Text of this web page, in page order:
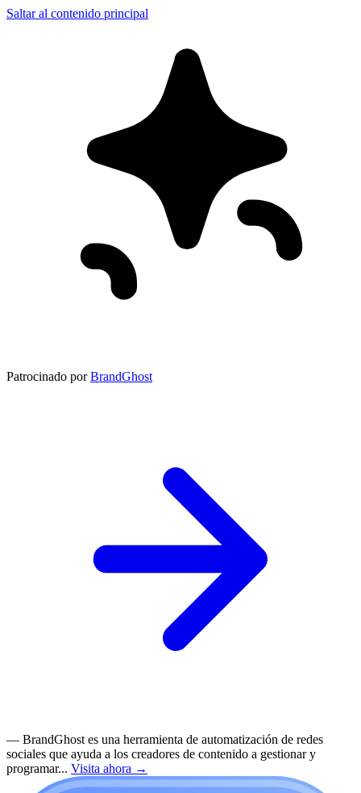
Saltar al contenido principal
Patrocinado por BrandGhost
— BrandGhost es una herramienta de automatización de redes
sociales que ayuda a los creadores de contenido a gestionar y
programar... Visita ahora →